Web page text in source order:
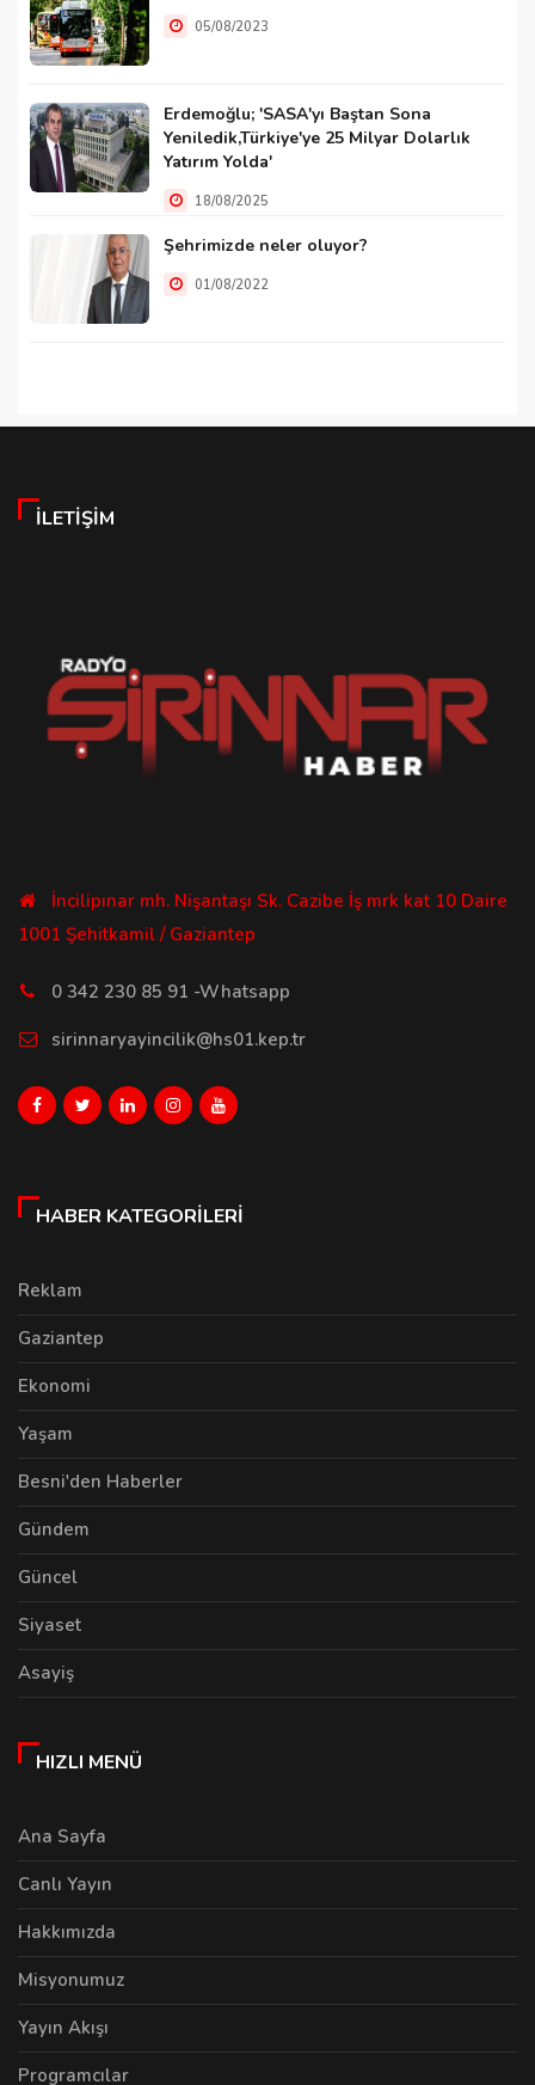
05/08/2023
Erdemoğlu; 'SASA'yı Baştan Sona
Yeniledik,Türkiye'ye 25 Milyar Dolarlık
Yatırım Yolda'
18/08/2025
Şehrimizde neler oluyor?
01/08/2022
İLETIŞIM
İncilipınar mh. Nişantaşı Sk. Cazibe İş mrk kat 10 Daire
1001 Şehitkamil / Gaziantep
0 342 230 85 91 -Whatsapp
sirinnaryayincilik@hs01.kep.tr
HABER KATEGORILERI
Reklam
Gaziantep
Ekonomi
Yaşam
Besni'den Haberler
Gündem
Güncel
Siyaset
Asayiş
HIZLI MENÜ
Ana Sayfa
Canlı Yayın
Hakkımızda
Misyonumuz
Yayın Akışı
Programcılar